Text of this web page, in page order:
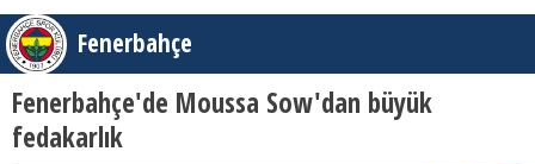
Fenerbahçe
Fenerbahçe'de Moussa Sow'dan büyük
fedakarlık